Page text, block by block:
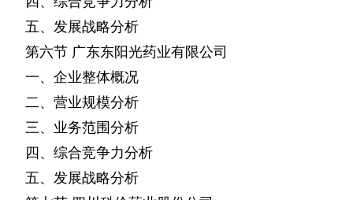
五、发展战略分析
第六节 广东东阳光药业有限公司
一、企业整体概况
二、营业规模分析
三、业务范围分析
四、综合竞争力分析
五、发展战略分析